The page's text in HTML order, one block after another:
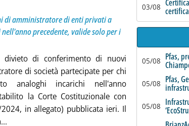
di amministratore di enti privati a
precedente, valide solo per i
divieto di conferimento di nuovi
di società partecipate per chi
analoghi incarichi nell'anno
la Corte Costituzionale con
in allegato) pubblicata ieri. Il
Leggi tutta la notizia: 'Partecipate, la Consulta
03/08
05/08 Pfas,
05/08 Pfas,
05/08